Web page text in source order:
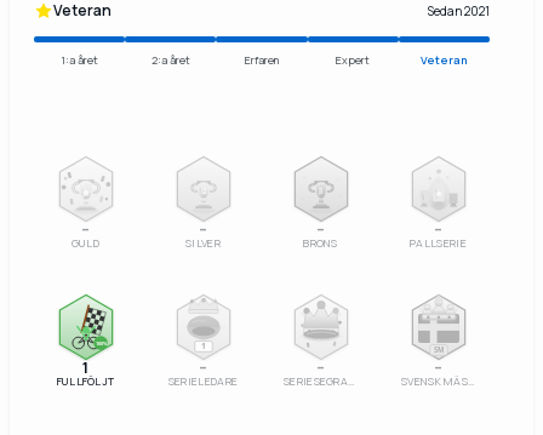
Veteran Sedan 2021
1:a året 2:a året Erfaren Expert Veteran
–
GULD
–
SILVER
3
–
BRONS
–
PALLSERIE
100%
1
FULLFÖLJT
1
–
SERIELEDARE
–
SERIESEGRARE
SM
–
SVENSK MÄSTARE